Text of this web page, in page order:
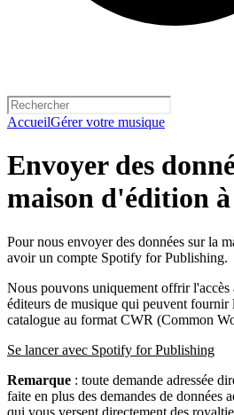
AccueilGérer votre musique
Envoyer des
maison d'édition
Pour nous envoyer des données sur la
avoir un compte Spotify for Publishing.
Nous pouvons uniquement offrir
éditeurs de musique qui peuvent fournir
catalogue au format CWR (Common
Se lancer avec Spotify for Publishing
Remarque : toute demande adressée
faite en plus des demandes de données
qui vous versent directement des